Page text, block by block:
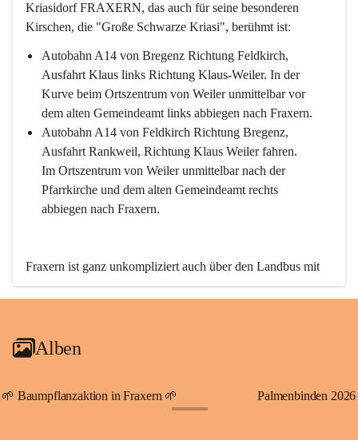
Kriasidorf FRAXERN, das auch für seine besonderen
Kirschen, die "Große Schwarze Kriasi", berühmt ist:
Autobahn A14 von Bregenz Richtung Feldkirch,
Ausfahrt Klaus links Richtung Klaus-Weiler. In der
Kurve beim Ortszentrum von Weiler unmittelbar vor
dem alten Gemeindeamt links abbiegen nach Fraxern.
Autobahn A14 von Feldkirch Richtung Bregenz,
Ausfahrt Rankweil, Richtung Klaus Weiler fahren.
Im Ortszentrum von Weiler unmittelbar nach der
Pfarrkirche und dem alten Gemeindeamt rechts
abbiegen nach Fraxern.
Fraxern ist ganz unkompliziert auch über den Landbus mit
den öffentlichen Verkehrsmitteln zu erreichen. Die Linie
An Samstagen, Sonn- und Feiertagen können Sie bequem
persönlichen Linienbus zur gewünschten Zeit zu Ihrer
Haltestelle bestellen. Sowohl von Weiler kommend nach
Alben
🌱 Baumpflanzaktion in Fraxern 🌱 Palmenbinden 2026